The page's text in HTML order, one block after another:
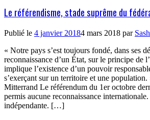
Le référendisme, stade suprême du
Publié le 4 janvier 20184 mars 2018 par
« Notre pays s’est toujours fondé, dans ses
reconnaissance d’un État, sur le principe de
implique l’existence d’un pouvoir
s’exerçant sur un territoire et une
Mitterrand Le référendum du 1er octobre
permis aucune reconnaissance
indépendante. […]